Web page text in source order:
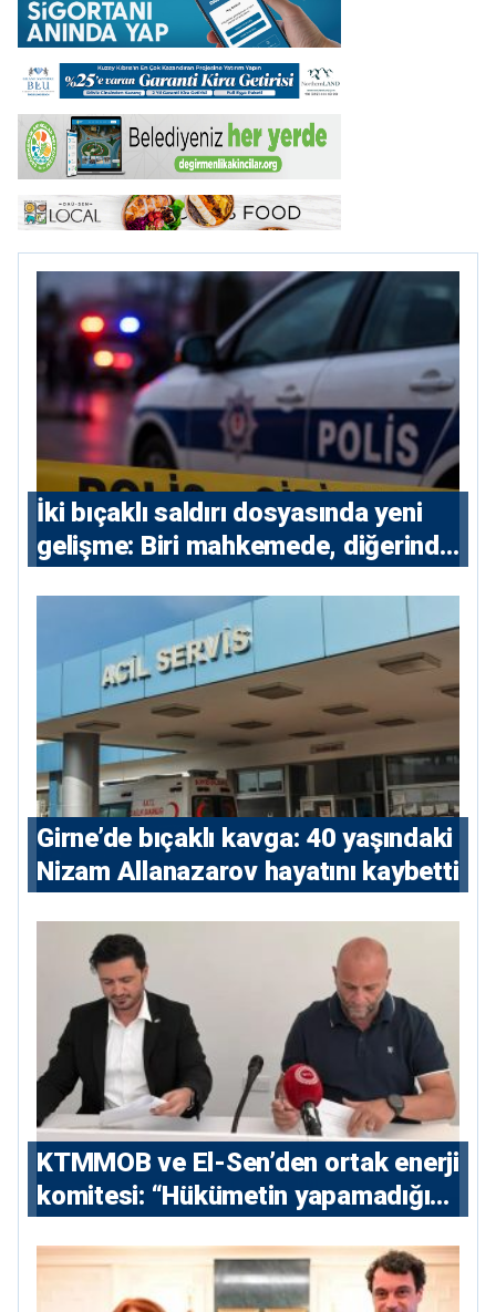
İki bıçaklı saldırı dosyasında yeni
gelişme: Biri mahkemede, diğerinde
Girne’de bıçaklı kavga: 40 yaşındaki
Nizam Allanazarov hayatını kaybetti
KTMMOB ve El-Sen’den ortak enerji
komitesi: “Hükümetin yapamadığını